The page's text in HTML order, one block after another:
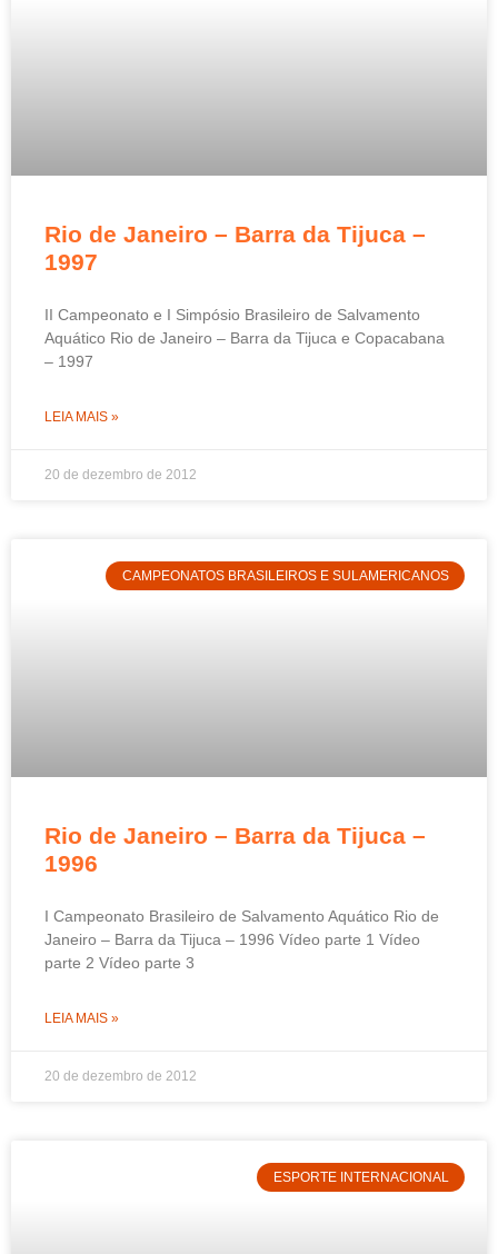
Rio de Janeiro – Barra da Tijuca –
1997
II Campeonato e I Simpósio Brasileiro de Salvamento
Aquático Rio de Janeiro – Barra da Tijuca e Copacabana
– 1997
LEIA MAIS »
20 de dezembro de 2012
CAMPEONATOS BRASILEIROS E SULAMERICANOS
Rio de Janeiro – Barra da Tijuca –
1996
I Campeonato Brasileiro de Salvamento Aquático Rio de
Janeiro – Barra da Tijuca – 1996 Vídeo parte 1 Vídeo
parte 2 Vídeo parte 3
LEIA MAIS »
20 de dezembro de 2012
ESPORTE INTERNACIONAL